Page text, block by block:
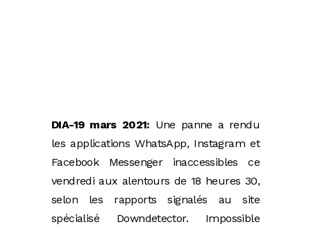
DIA-19 mars 2021: Une panne a rendu
les applications WhatsApp, Instagram et
Facebook Messenger inaccessibles ce
vendredi aux alentours de 18 heures 30,
selon les rapports signalés au site
spécialisé Downdetector. Impossible